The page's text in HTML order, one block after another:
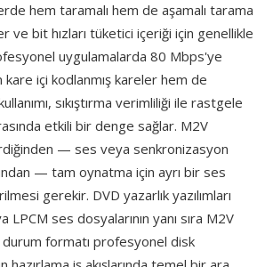
hem taramalı hem de aşamalı tarama
ve bit hızları tüketici içeriği için genellikle
uygulamalarda 80 Mbps'ye
kare içi kodlanmış kareler hem de
sıkıştırma verimliliği ile rastgele
etkili bir denge sağlar. M2V
— ses veya senkronizasyon
— tam oynatma için ayrı bir ses
gerekir. DVD yazarlık yazılımları
LPCM ses dosyalarının yanı sıra M2V
formatı profesyonel disk